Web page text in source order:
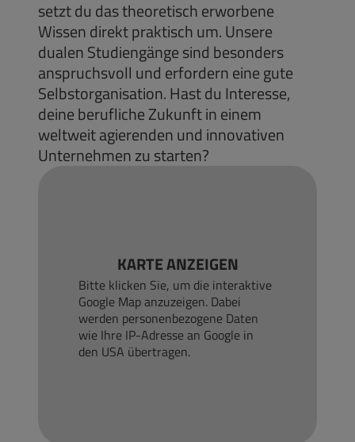
setzt du das theoretisch erworbene
Wissen direkt praktisch um. Unsere
dualen Studiengänge sind besonders
anspruchsvoll und erfordern eine gute
Selbstorganisation. Hast du Interesse,
deine berufliche Zukunft in einem
weltweit agierenden und innovativen
Unternehmen zu starten?
KARTE ANZEIGEN
Bitte klicken Sie, um die interaktive
Google Map anzuzeigen. Dabei
werden personenbezogene Daten
wie Ihre IP-Adresse an Google in
den USA übertragen.